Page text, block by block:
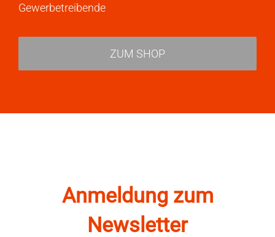
Gewerbetreibende
ZUM SHOP
Anmeldung zum
Newsletter